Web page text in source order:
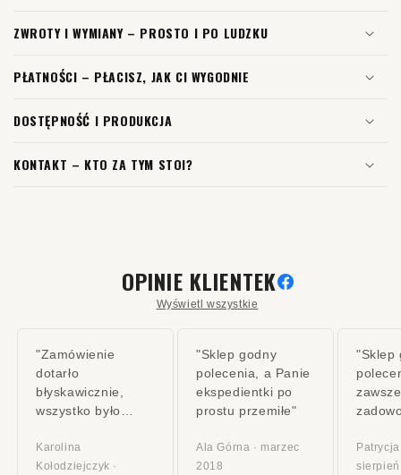
ZWROTY I WYMIANY – PROSTO I PO LUDZKU
PŁATNOŚCI – PŁACISZ, JAK CI WYGODNIE
DOSTĘPNOŚĆ I PRODUKCJA
KONTAKT – KTO ZA TYM STOI?
OPINIE KLIENTEK
Wyświetl wszystkie
"Zamówienie
dotarło
błyskawicznie,
wszystko było
zapakowane"
Karolina
Kołodziejczyk ·
"Sklep godny
polecenia, a Panie
ekspedientki po
prostu przemiłe"
Ala Górna · marzec
2018
"Sklep